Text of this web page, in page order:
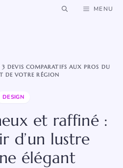
MENU
DEVIS COMPARATIFS AUX PROS DU
DE VOTRE RÉGION
DESIGN
et raffiné :
d’un lustre
élégant